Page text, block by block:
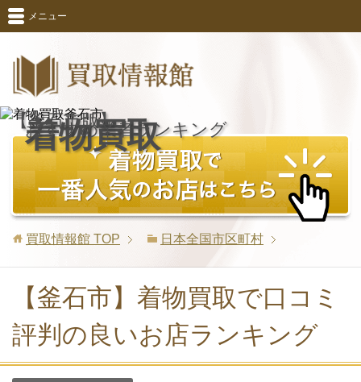
メニュー
【釜石市版】
着物買取
おすすめ業者ランキング
買取情報館 TOP 日本全国市区町村
【釜石市】着物買取で口コミ
評判の良いお店ランキング